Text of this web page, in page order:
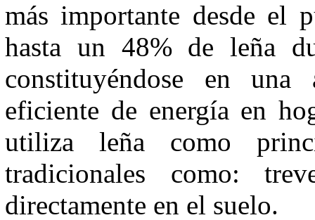
más importante desde el
hasta un 48% de leña
constituyéndose en
eficiente de energía en
utiliza leña como
tradicionales como:
directamente en el suelo.